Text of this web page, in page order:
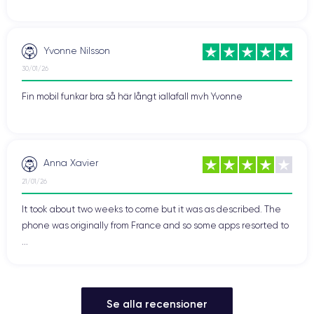
skärmarna på den aktuella marknaden.
Prestanda hos iPhone 11
omständigheter. Om du gillar att spela de senaste titlarna från
Apple Store på din telefon kommer du att bli glad. Om du använder
marknaden för videospel. Goda nyheter för mobilspelare!
Med stöd av ett batteri på 3 110 mAh, som ger den en längre
dagar utan att behöva ladda den (en dag vid intensiv
Yvonne Nilsson
30/01/26
Fin mobil funkar bra så här långt iallafall mvh Yvonne
Anna Xavier
21/01/26
It took about two weeks to come but it was as described. The
phone was originally from France and so some apps resorted to
Se alla recensioner